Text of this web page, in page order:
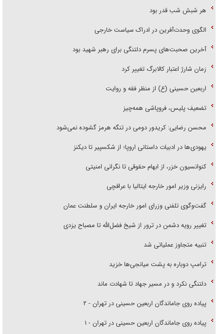
هر شبش شب قدر بود
الگوی وحدت‌آفرین در ادراک سیاست خارجی
آخرین صحبت‌های پسرم دلتنگی برای رهبر شهید بود
زمان شارژ اعتبار کالابرگ تغییر کرد
اربعین حسینی (ع) از منظر فقه و روایت
تضعیف پلیس، فروپاشی همه‌چیز
محسن رضایی: کریدور دومی در تنگه هرمز گشوده نمی‌شود
یهودی‌ها در ادبیات داستانی اروپا؛ از شکسپیر تا دیکنز
کنوانسیون خزر، از ابهام حقوقی تا نگرانی امنیتی
رایزنی وزیر امور خارجه ایتالیا با عراقچی
گفت‌وگوی تلفنی وزرای امور خارجه ایران و سلطنت عمان
تغییر رویه دشمن در ترور از شیخ فضل‌الله تا مصباح یزدی
تنبیه متجاوز عملیاتی شد
ترامپ دوباره به پشت میانجی‌ها خزید
دلتنگی نکرد و در مسیر جهاد تا شهادت ماند
پیاده روی جاماندگان اربعین حسینی در تهران - ۲
پیاده روی جاماندگان اربعین حسینی در تهران - ۱